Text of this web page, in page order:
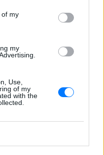
of my
my
Use,
of my
with the
φύγουν από το νησί ‑
τελείωσε με
ταξίδι που τελικά τους
ακριβό